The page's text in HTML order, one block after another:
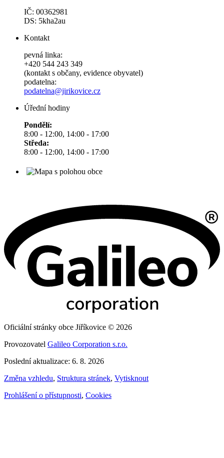
IČ: 00362981
DS: 5kha2au
Kontakt
pevná linka:
+420 544 243 349
(kontakt s občany, evidence obyvatel)
podatelna:
podatelna@jirikovice.cz
Úřední hodiny
Pondělí:
8:00 - 12:00, 14:00 - 17:00
Středa:
8:00 - 12:00, 14:00 - 17:00
Oficiální stránky obce Jiříkovice © 2026
Provozovatel Galileo Corporation s.r.o.
Poslední aktualizace: 6. 8. 2026
Změna vzhledu, Struktura stránek, Vytisknout
Prohlášení o přístupnosti, Cookies